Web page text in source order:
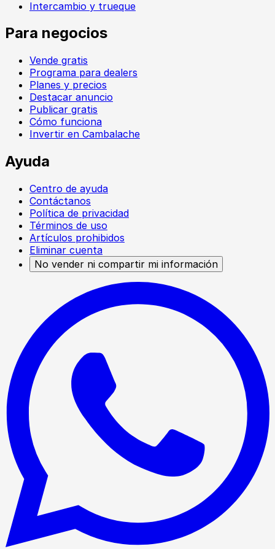
Intercambio y trueque
Para negocios
Vende gratis
Programa para dealers
Planes y precios
Destacar anuncio
Publicar gratis
Cómo funciona
Invertir en Cambalache
Ayuda
Centro de ayuda
Contáctanos
Política de privacidad
Términos de uso
Artículos prohibidos
Eliminar cuenta
No vender ni compartir mi información